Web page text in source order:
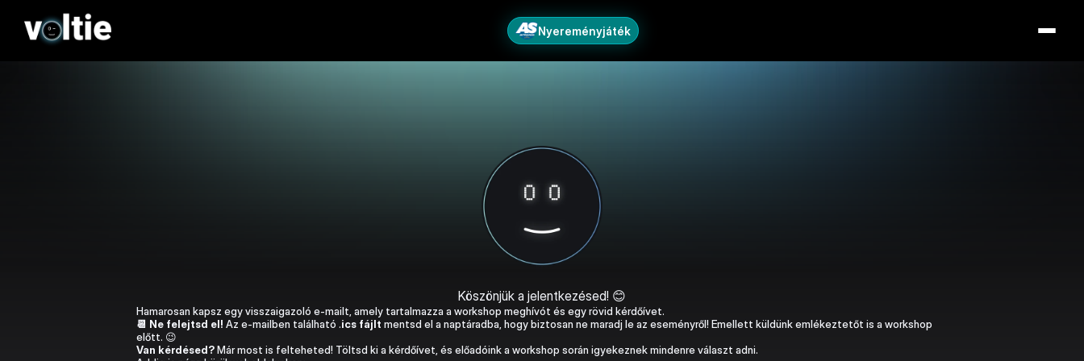
Nyereményjáték
Köszönjük a jelentkezésed! 😊
Hamarosan kapsz egy visszaigazoló e-mailt, amely tartalmazza a workshop meghívót és egy rövid kérdőívet.
📆 Ne felejtsd el! Az e-mailben található .ics fájlt mentsd el a naptáradba, hogy biztosan ne maradj le az eseményről! Emellett küldünk emlékeztetőt is a workshop
előtt. 😉
Van kérdésed? Már most is felteheted! Töltsd ki a kérdőívet, és előadóink a workshop során igyekeznek mindenre választ adni.